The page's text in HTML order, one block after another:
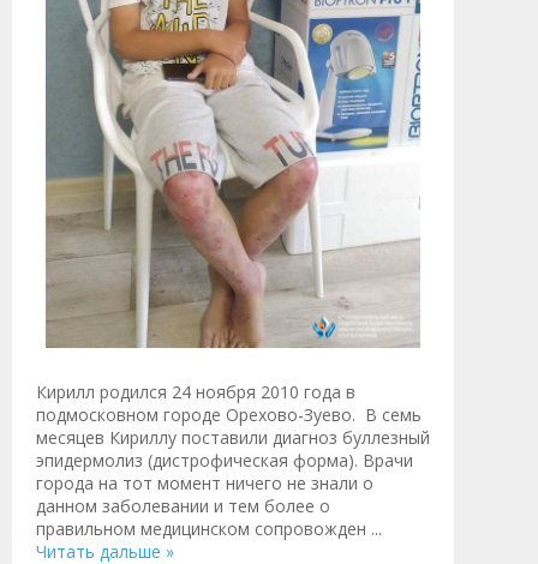
Кирилл родился 24 ноября 2010 года в
подмосковном городе Орехово-Зуево. В семь
месяцев Кириллу поставили диагноз буллезный
эпидермолиз (дистрофическая форма). Врачи
города на тот момент ничего не знали о
данном заболевании и тем более о
правильном медицинском сопровожден ...
Читать дальше »